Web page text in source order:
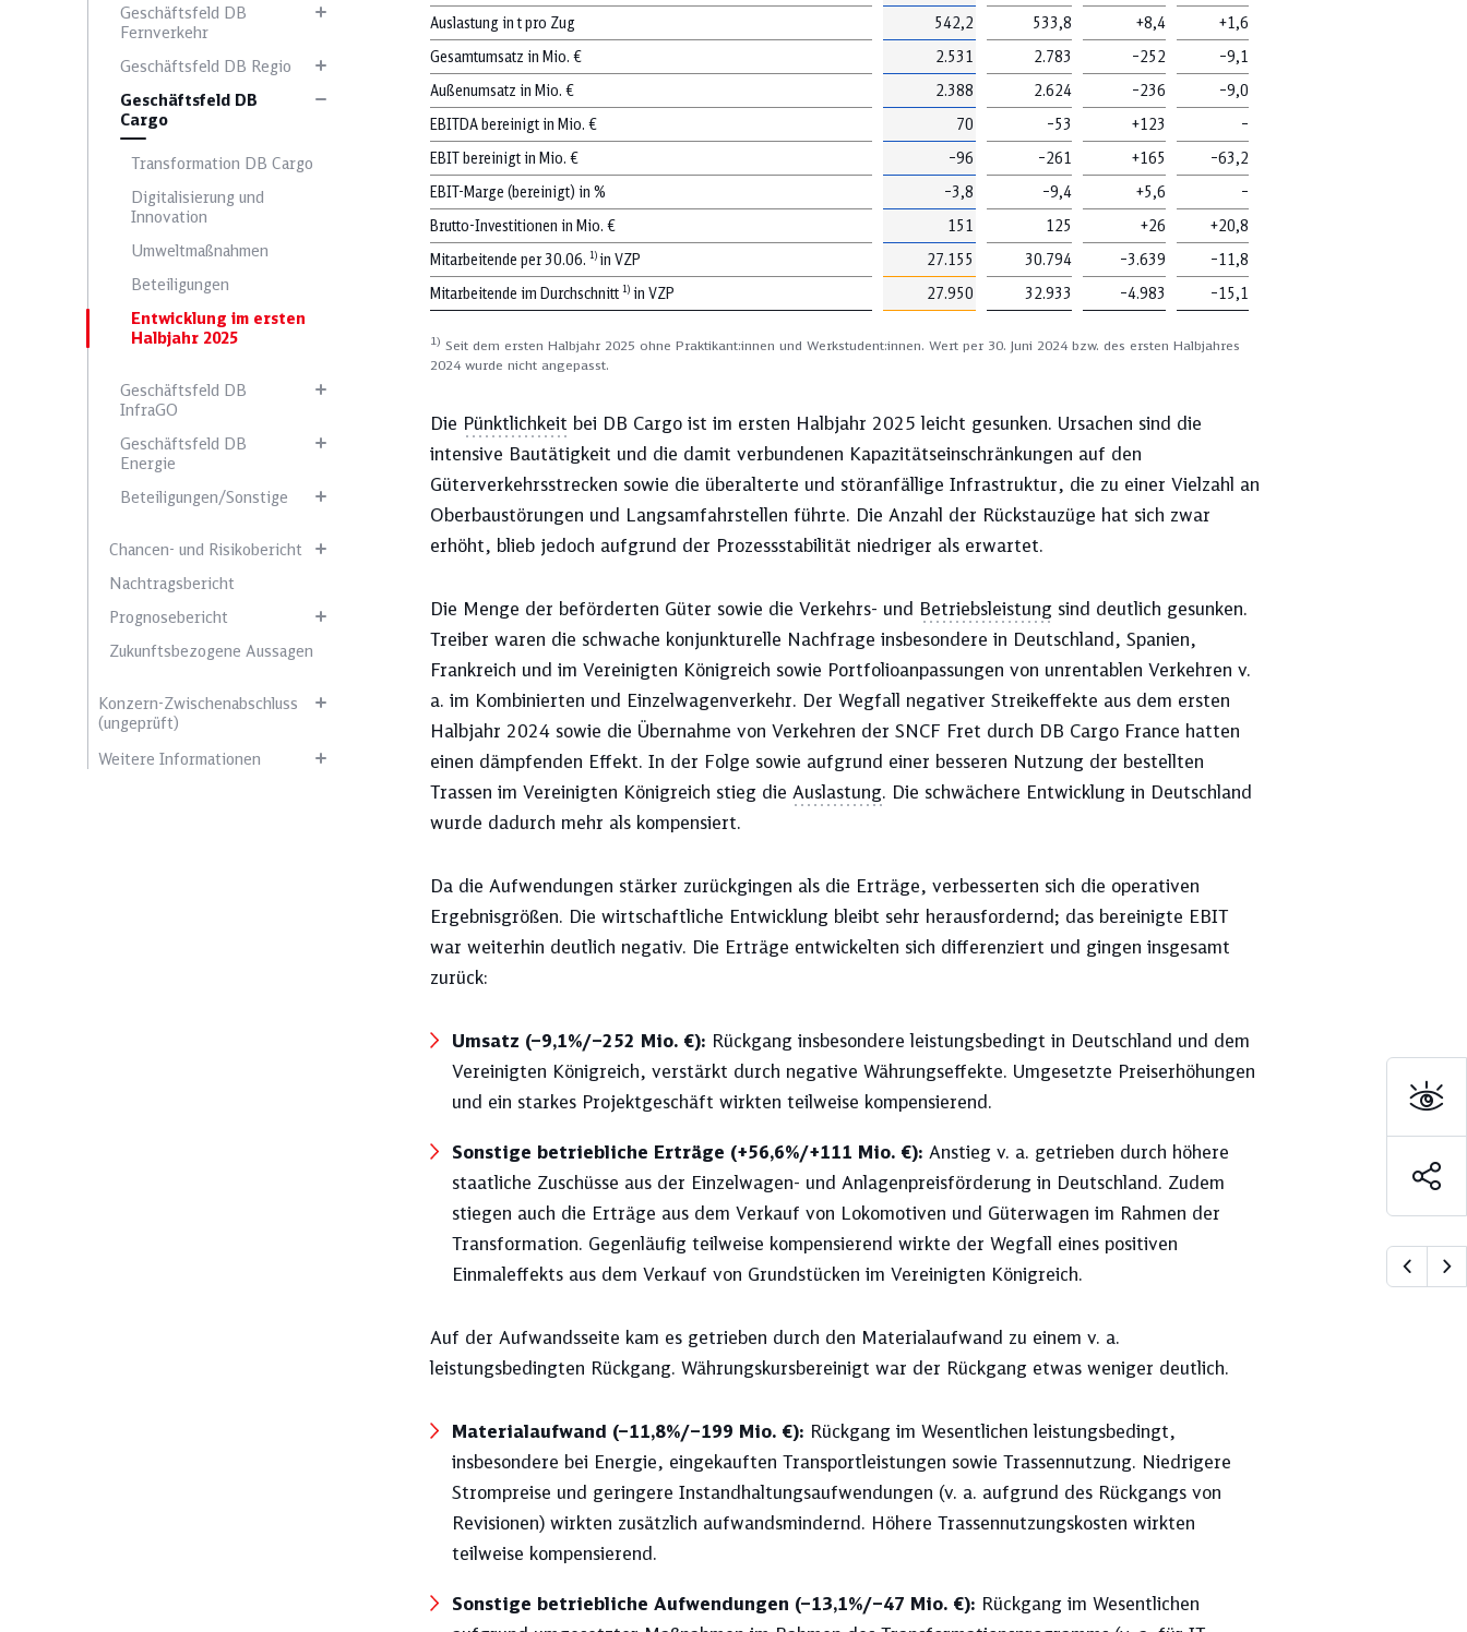
Geschäftsfeld DB
Fernverkehr
Geschäftsfeld DB Regio
Geschäftsfeld DB
Cargo
Transformation DB Cargo
Digitalisierung und
Innovation
Umweltmaßnahmen
Beteiligungen
Entwicklung im ersten
Halbjahr 2025
Geschäftsfeld DB
InfraGO
Geschäftsfeld DB
Energie
Beteiligungen/Sonstige
Chancen- und Risikobericht
Nachtragsbericht
Prognosebericht
Zukunftsbezogene Aussagen
Konzern-Zwischenabschluss
(ungeprüft)
Weitere Informationen
Auslastung in t pro Zug
542,2 533,8 +8,4
+1,6
Gesamtumsatz in Mio. €
2.531 2.783 –252
–9,1
Außenumsatz in Mio. €
2.388 2.624 –236
–9,0
EBITDA bereinigt in Mio. €
70 –53 +123
–
EBIT bereinigt in Mio. €
–96 –261 +165
–63,2
EBIT-Marge (bereinigt) in %
–3,8 –9,4 +5,6
–
Brutto-Investitionen in Mio. €
151 125 +26
+20,8
Mitarbeitende per 30.06. 1)in VZP 27.155 30.794 –3.639
–11,8
Mitarbeitende im Durchschnitt 1) in VZP 27.950 32.933 –4.983 –15,1
1) Seit dem ersten Halbjahr 2025 ohne Praktikant:innen und Werkstudent:innen. Wert per 30. Juni 2024 bzw. des ersten Halbjahres
2024 wurde nicht angepasst.
Die Pünktlichkeit bei DB Cargo ist im ersten Halbjahr 2025 leicht gesunken. Ursachen sind die
intensive Bautätigkeit und die damit verbundenen Kapazitätseinschränkungen auf den
Güterverkehrsstrecken sowie die überalterte und störanfällige Infrastruktur, die zu einer Vielzahl an
Oberbaustörungen und Langsamfahrstellen führte. Die Anzahl der Rückstauzüge hat sich zwar
erhöht, blieb jedoch aufgrund der Prozessstabilität niedriger als erwartet.
Die Menge der beförderten Güter sowie die Verkehrs- und Betriebsleistung sind deutlich gesunken.
Treiber waren die schwache konjunkturelle Nachfrage insbesondere in Deutschland, Spanien,
Frankreich und im Vereinigten Königreich sowie Portfolioanpassungen von unrentablen Verkehren v.
a. im Kombinierten und Einzelwagenverkehr. Der Wegfall negativer Streikeffekte aus dem ersten
Halbjahr 2024 sowie die Übernahme von Verkehren der SNCF Fret durch DB Cargo France hatten
einen dämpfenden Effekt. In der Folge sowie aufgrund einer besseren Nutzung der bestellten
Trassen im Vereinigten Königreich stieg die Auslastung. Die schwächere Entwicklung in Deutschland
wurde dadurch mehr als kompensiert.
Da die Aufwendungen stärker zurückgingen als die Erträge, verbesserten sich die operativen
Ergebnisgrößen. Die wirtschaftliche Entwicklung bleibt sehr herausfordernd; das bereinigte EBIT
war weiterhin deutlich negativ. Die Erträge entwickelten sich differenziert und gingen insgesamt
zurück:
Umsatz (–9,1%/–252 Mio. €): Rückgang insbesondere leistungsbedingt in Deutschland und dem
Vereinigten Königreich, verstärkt durch negative Währungseffekte. Umgesetzte Preiserhöhungen
und ein starkes Projektgeschäft wirkten teilweise kompensierend.
Sonstige betriebliche Erträge (+56,6%/+111 Mio. €): Anstieg v. a. getrieben durch höhere
staatliche Zuschüsse aus der Einzelwagen- und Anlagenpreisförderung in Deutschland. Zudem
stiegen auch die Erträge aus dem Verkauf von Lokomotiven und Güterwagen im Rahmen der
Transformation. Gegenläufig teilweise kompensierend wirkte der Wegfall eines positiven
Einmaleffekts aus dem Verkauf von Grundstücken im Vereinigten Königreich.
Auf der Aufwandsseite kam es getrieben durch den Materialaufwand zu einem v. a.
leistungsbedingten Rückgang. Währungskursbereinigt war der Rückgang etwas weniger deutlich.
Materialaufwand (–11,8%/–199 Mio. €): Rückgang im Wesent­lichen leistungsbedingt,
insbesondere bei Energie, eingekauften Transportleistungen sowie Trassennutzung. Niedrigere
Strompreise und geringere Instandhaltungsaufwendungen (v. a. aufgrund des Rückgangs von
Revisionen) wirkten zusätzlich auf­wands­mindernd. Höhere Trassennutzungskosten wirkten
teilweise kompensierend.
Sonstige betriebliche Aufwendungen (–13,1%/–47 Mio. €): Rückgang im Wesentlichen